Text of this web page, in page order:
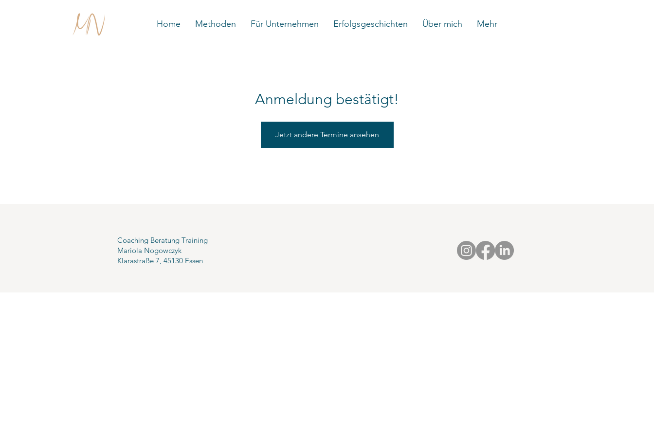
Home Methoden Für Unternehmen Erfolgsgeschichten Über mich Mehr
Anmeldung bestätigt!
Jetzt andere Termine ansehen
Coaching Beratung Training
Mariola Nogowczyk
Klarastraße 7, 45130 Essen